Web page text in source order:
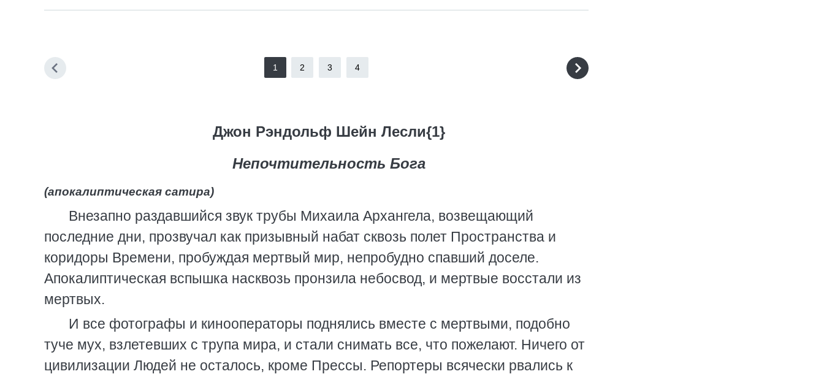
1 2 3 4
Джон Рэндольф Шейн Лесли{1}
Непочтительность Бога
(апокалиптическая сатира)
Внезапно раздавшийся звук трубы Михаила Архангела, возвещающий
последние дни, прозвучал как призывный набат сквозь полет Пространства и
коридоры Времени, пробуждая мертвый мир, непробудно спавший доселе.
Апокалиптическая вспышка насквозь пронзила небосвод, и мертвые восстали из
мертвых.
И все фотографы и кинооператоры поднялись вместе с мертвыми, подобно
туче мух, взлетевших с трупа мира, и стали снимать все, что пожелают. Ничего от
цивилизации Людей не осталось, кроме Прессы. Репортеры всячески рвались к